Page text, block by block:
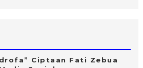
Ciptaan Fati Zebua